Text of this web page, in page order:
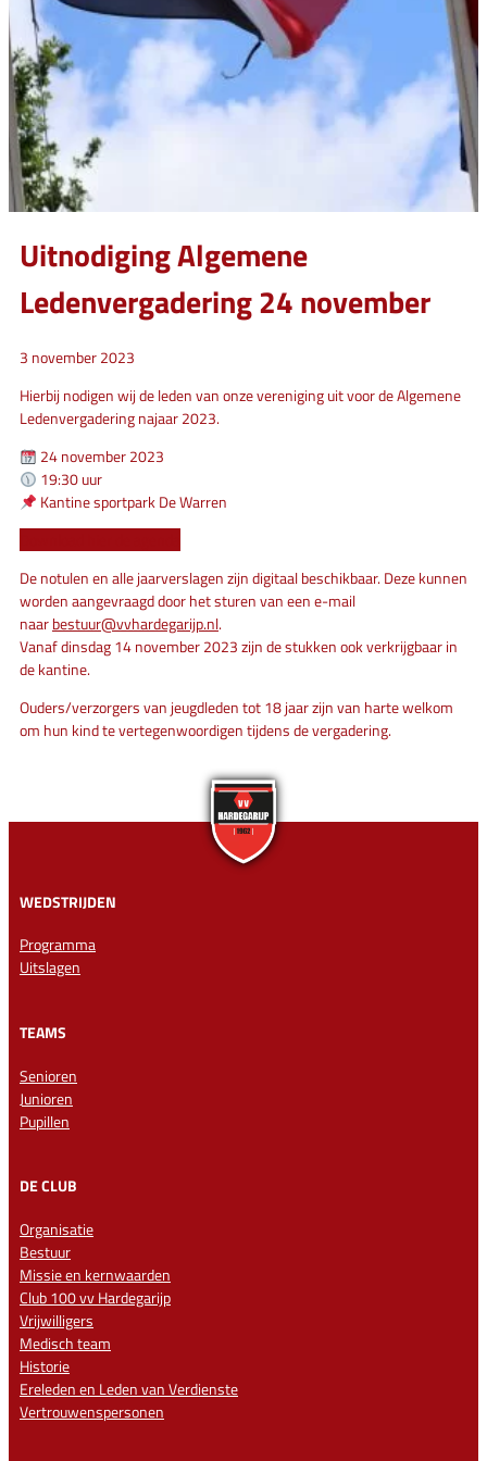
Uitnodiging Algemene
Ledenvergadering 24 november
3 november 2023
Hierbij nodigen wij de leden van onze vereniging uit voor de Algemene
Ledenvergadering najaar 2023.
24 november 2023
19:30 uur
Kantine sportpark De Warren
De notulen en alle jaarverslagen zijn digitaal beschikbaar. Deze kunnen
worden aangevraagd door het sturen van een e-mail
naarbestuur@vvhardegarijp.nl.
Vanaf dinsdag 14 november 2023 zijn de stukken ook verkrijgbaar in
de kantine.
Ouders/verzorgers van jeugdleden tot 18 jaar zijn van harte welkom
om hun kind te vertegenwoordigen tijdens de vergadering.
WEDSTRIJDEN
Programma
Uitslagen
TEAMS
Senioren
Junioren
Pupillen
DE CLUB
Organisatie
Bestuur
Missie en kernwaarden
Club 100 vv Hardegarijp
Vrijwilligers
Medisch team
Historie
Ereleden en Leden van Verdienste
Vertrouwenspersonen